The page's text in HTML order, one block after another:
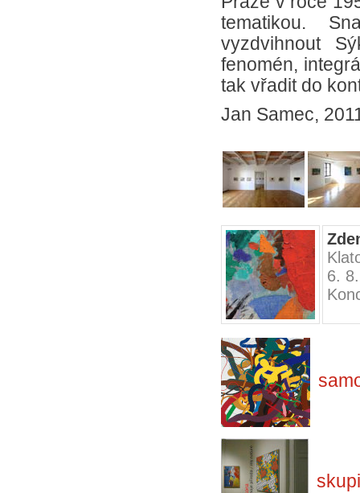
tematikou.
vyzdvihnout
fenomén,
tak vřadit do
Jan Samec,
6.